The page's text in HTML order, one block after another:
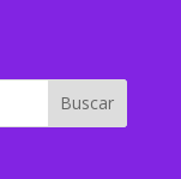
Buscar